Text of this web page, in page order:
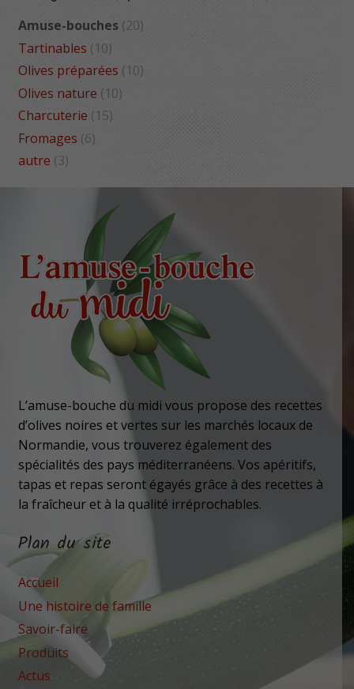
Amuse-bouches (20)
Tartinables (10)
Olives préparées (10)
Olives nature (10)
Charcuterie (15)
Fromages (6)
autre (3)
L’amuse-bouche du midi vous propose des recettes
d’olives noires et vertes sur les marchés locaux de
Normandie, vous trouverez également des
spécialités des pays méditerranéens. Vos apéritifs,
tapas et repas seront égayés grâce à des recettes à
la fraîcheur et à la qualité irréprochables.
Plan du site
Accueil
Une histoire de famille
Savoir-faire
Produits
Actus